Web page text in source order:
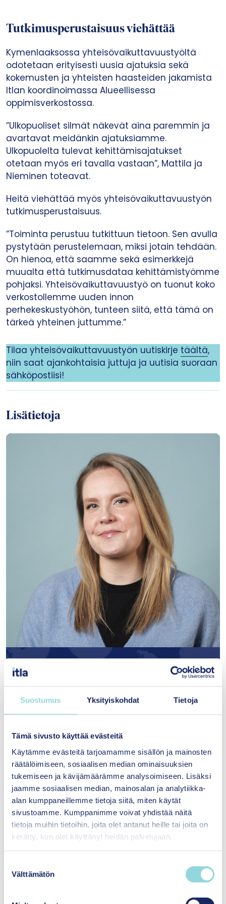
Suostumus Yksityiskohdat Tietoja
Tämä sivusto käyttää evästeitä
Käytämme evästeitä tarjoamamme sisällön ja mainosten
räätälöimiseen, sosiaalisen median ominaisuuksien
tukemiseen ja kävijämäärämme analysoimiseen. Lisäksi
jaamme sosiaalisen median, mainosalan ja analytiikka-
alan kumppaneillemme tietoja siitä, miten käytät
sivustoamme. Kumppanimme voivat yhdistää näitä
tietoja muihin tietoihin, joita olet antanut heille tai joita on
kerätty, kun olet käyttänyt heidän palvelujaan.
Välttämätön
Tutkimusperustaisuus viehättää
Kymenlaaksossa yhteisövaikuttavuustyöltä
odotetaan erityisesti uusia ajatuksia sekä
kokemusten ja yhteisten haasteiden jakamista
Itlan koordinoimassa Alueellisessa
oppimisverkostossa.
”Ulkopuoliset silmät näkevät aina paremmin ja
avartavat meidänkin ajatuksiamme.
Ulkopuolelta tulevat kehittämisajatukset
otetaan myös eri tavalla vastaan”, Mattila ja
Nieminen toteavat.
Heitä viehättää myös yhteisövaikuttavuustyön
tutkimusperustaisuus.
”Toiminta perustuu tutkittuun tietoon. Sen avulla
pystytään perustelemaan, miksi jotain tehdään.
On hienoa, että saamme sekä esimerkkejä
muualta että tutkimusdataa kehittämistyömme
pohjaksi. Yhteisövaikuttavuustyö on tuonut koko
verkostollemme uuden innon
perhekeskustyöhön, tunteen siitä, että tämä on
tärkeä yhteinen juttumme.”
Tilaa yhteisövaikuttavuustyön uutiskirje täältä,
niin saat ajankohtaisia juttuja ja uutisia suoraan
sähköpostiisi!
Lisätietoja
Mari Hirvonen
mari.hirvonen@itla.fi
044 363 7276
Tutustu asiantuntijaan